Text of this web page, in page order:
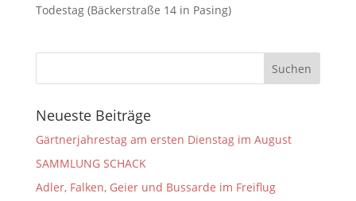
Todestag (Bäckerstraße 14 in Pasing)
Neueste Beiträge
Gärtnerjahrestag am ersten Dienstag im August
SAMMLUNG SCHACK
Adler, Falken, Geier und Bussarde im Freiflug